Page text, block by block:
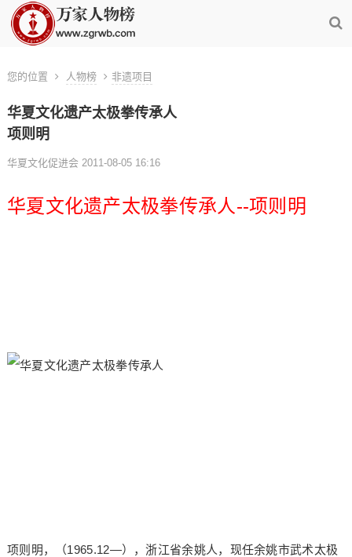
您的位置 人物榜 非遗项目
华夏文化遗产太极拳传承人
项则明
华夏文化促进会 2011-08-05 16:16
华夏文化遗产太极拳传承人--项则明
项则明，（1965.12—），浙江省余姚人，现任余姚市武术太极